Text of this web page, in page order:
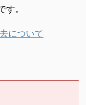
。
について